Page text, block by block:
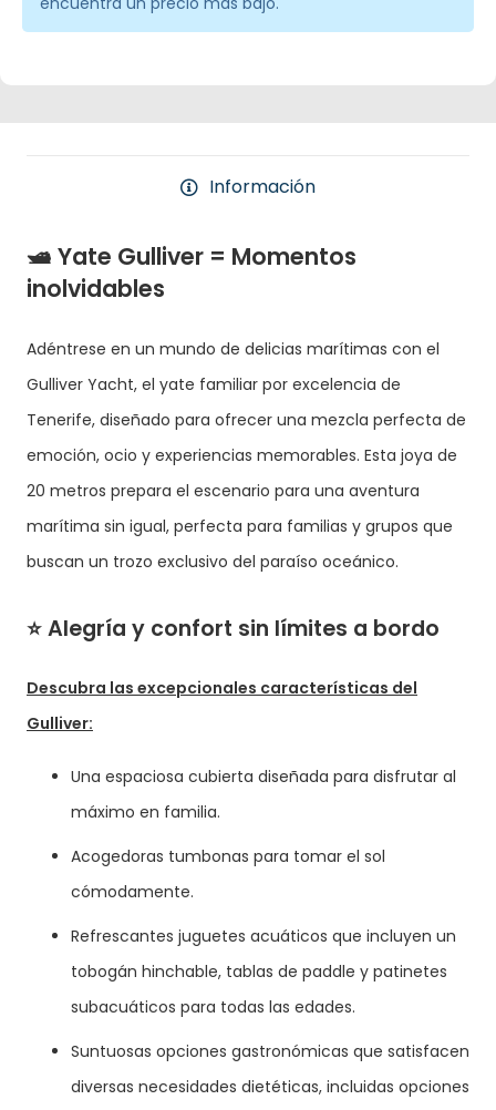
Información
🛥️ Yate Gulliver = Momentos
inolvidables
Adéntrese en un mundo de delicias marítimas con el
Gulliver Yacht, el yate familiar por excelencia de
Tenerife, diseñado para ofrecer una mezcla perfecta de
emoción, ocio y experiencias memorables. Esta joya de
20 metros prepara el escenario para una aventura
marítima sin igual, perfecta para familias y grupos que
buscan un trozo exclusivo del paraíso oceánico.
⭐️Alegría y confort sin límites a bordo
Descubra las excepcionales características del
Gulliver:
Una espaciosa cubierta diseñada para disfrutar al
máximo en familia.
Acogedoras tumbonas para tomar el sol
cómodamente.
Refrescantes juguetes acuáticos que incluyen un
tobogán hinchable, tablas de paddle y patinetes
subacuáticos para todas las edades.
Suntuosas opciones gastronómicas que satisfacen
diversas necesidades dietéticas, incluidas opciones